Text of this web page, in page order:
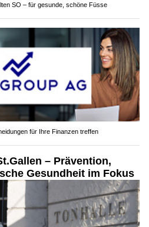
SO – für gesunde, schöne Füsse
für Ihre Finanzen treffen
– Prävention,
Gesundheit im Fokus